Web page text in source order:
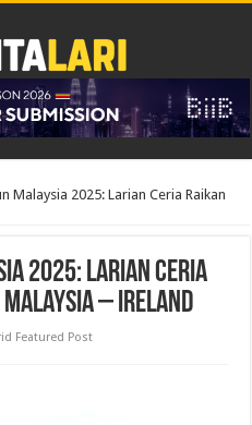
Malaysia 2025: Larian Ceria Raikan
2025: Larian Ceria
Malaysia – Ireland
Featured Post